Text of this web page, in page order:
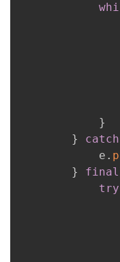
}
}
catch
            e
.
}
try